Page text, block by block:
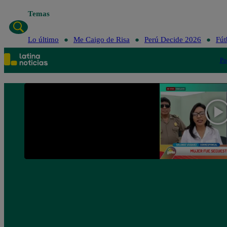
Temas
Lo último Me Caigo de Risa Perú Decide 2026